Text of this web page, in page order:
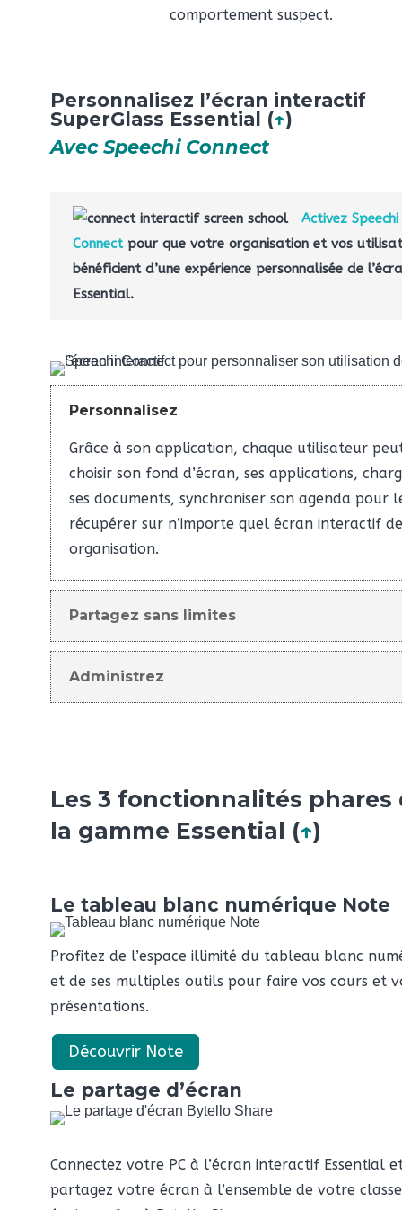
comportement suspect.
Personnalisez l’écran interactif
SuperGlass Essential (↑)
Avec Speechi Connect
Activez Speechi
Connectpour que votre organisation et vos
bénéficient d’une expérience personnalisée de
Essential.
Personnalisez
Grâce à son application, chaque utilisateur
choisir son fond d’écran, ses applications,
ses documents, synchroniser son agenda pour
récupérer sur n’importe quel écran interactif
organisation.
Partagez sans limites
Administrez
Les 3 fonctionnalités phares
la gamme Essential (↑)
Le tableau blanc numérique Note
Profitez de l’espace illimité du tableau blanc
et de ses multiples outils pour faire vos cours et
présentations.
Découvrir Note
Le partage d’écran
Connectez votre PC à l’écran interactif Essential
partagez votre écran à l’ensemble de votre